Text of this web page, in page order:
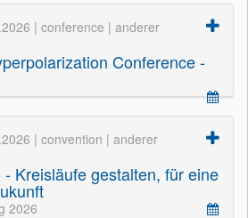
| conference | anderer
Conference -
| convention | anderer
Kreisläufe gestalten, für eine
2026